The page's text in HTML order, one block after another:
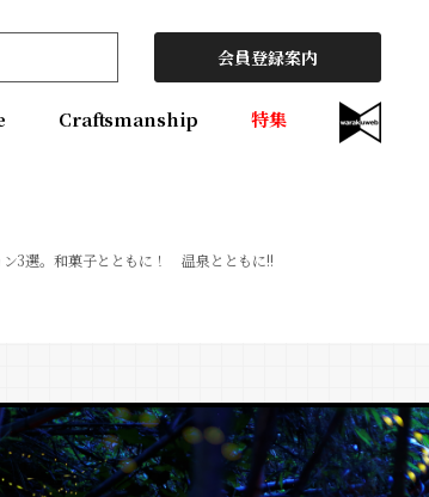
会員登録案内
Craftsmanship 特集
3選。和菓子とともに！ 温泉とともに!!